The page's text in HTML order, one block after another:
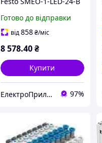
Готово до відправки
від858 ₴/міс
8 578.40 ₴
Купити
ЕлектроПриладТехСервіс 97%